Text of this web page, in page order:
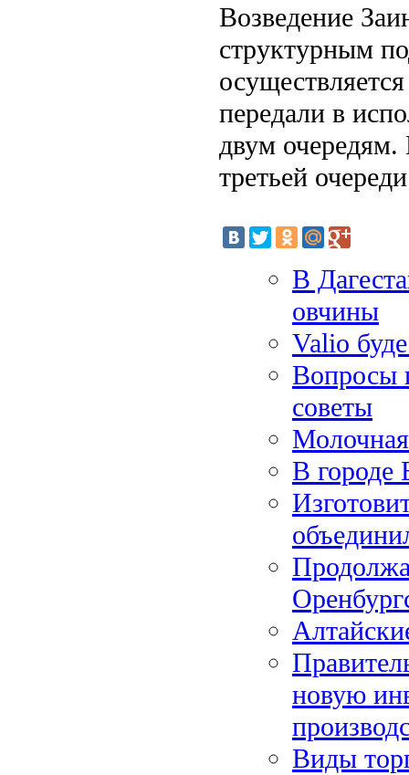
Возведение
структурным
передали в
двум
третьей
В
овчины
Valio
Вопросы
советы
В городе
новую
Виды